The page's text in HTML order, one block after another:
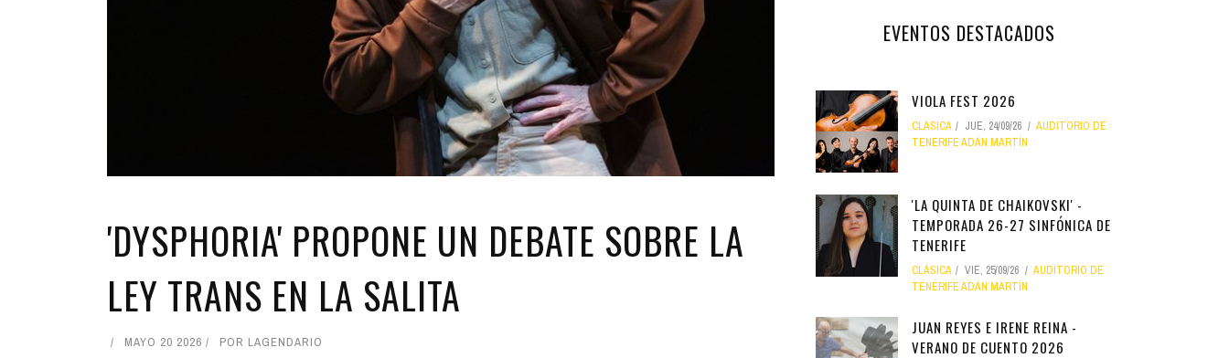
'DYSPHORIA' PROPONE UN DEBATE SOBRE LA
LEY TRANS EN LA SALITA
MAYO 20 2026 POR LAGENDARIO
EVENTOS DESTACADOS
VIOLA FEST 2026
CLÁSICA JUE, 24/09/26
AUDITORIO DE
TENERIFE ADÁN MARTÍN
'LA QUINTA DE CHAIKOVSKI' -
TEMPORADA 26-27 SINFÓNICA DE
TENERIFE
CLÁSICA VIE, 25/09/26
AUDITORIO DE
TENERIFE ADÁN MARTÍN
JUAN REYES E IRENE REINA -
VERANO DE CUENTO 2026